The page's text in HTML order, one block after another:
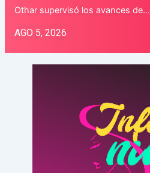
Othar supervisó los avances de…
AGO 5, 2026